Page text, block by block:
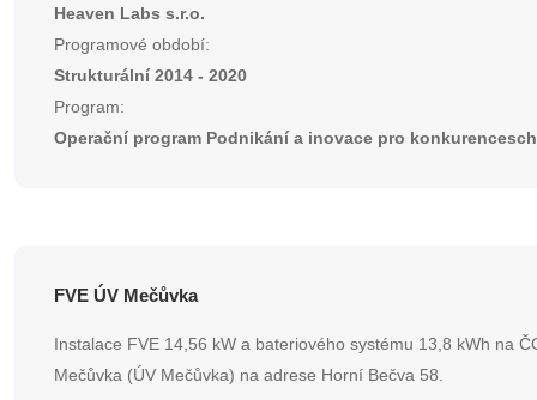
Heaven Labs s.r.o.
Programové období:
Strukturální 2014 - 2020
Program:
Operační program Podnikání a inovace pro
FVE ÚV Mečůvka
Instalace FVE 14,56 kW a bateriového systému 13,8 kWh na
Mečůvka (ÚV Mečůvka) na adrese Horní Bečva 58.